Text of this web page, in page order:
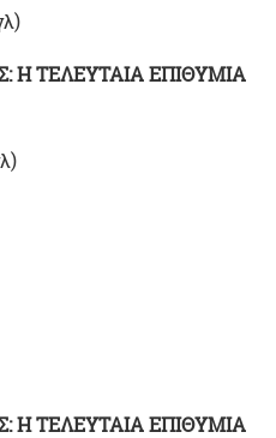
Η ΤΕΛΕΥΤΑΙΑ ΕΠΙΘΥΜΙΑ
Η ΤΕΛΕΥΤΑΙΑ ΕΠΙΘΥΜΙΑ